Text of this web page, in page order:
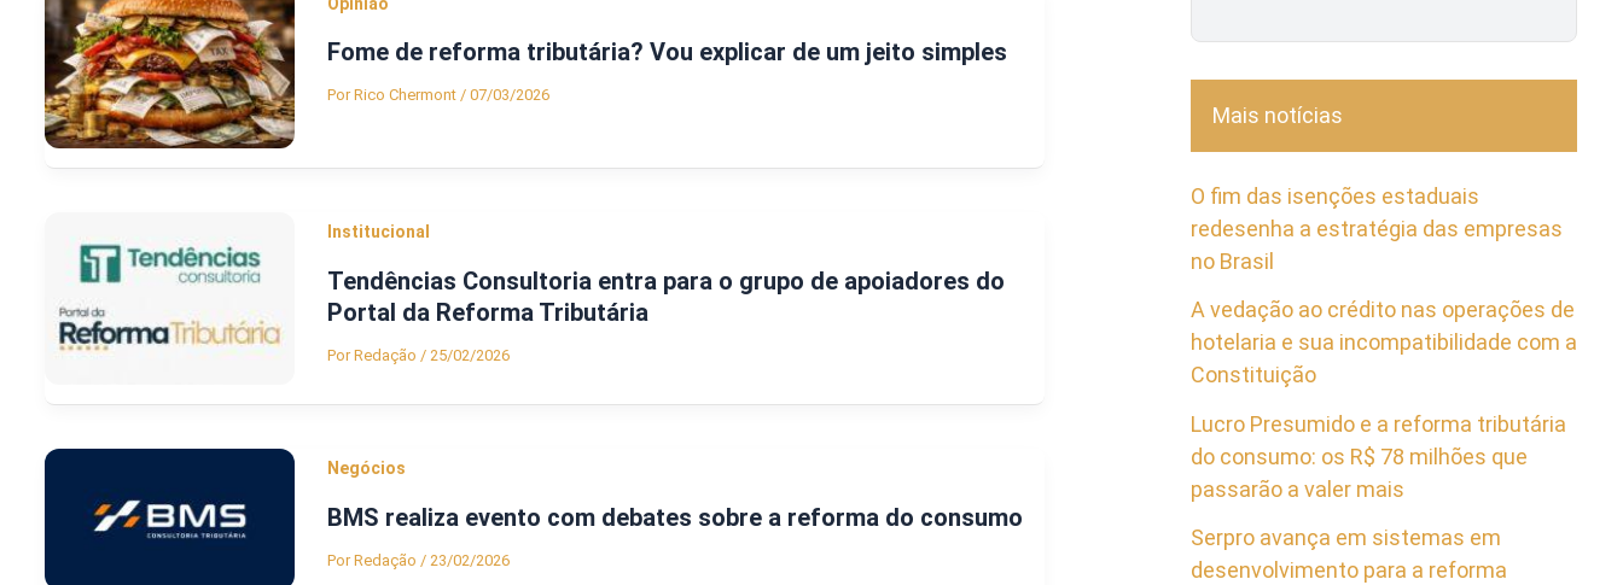
Fome de reforma tributária? Vou explicar de um jeito simples
PorRico Chermont / 07/03/2026
Institucional
Tendências Consultoria entra para o grupo de apoiadores do
Portal da Reforma Tributária
PorRedação / 25/02/2026
Negócios
BMS realiza evento com debates sobre a reforma do consumo
PorRedação / 23/02/2026
Mais notícias
O fim das isenções estaduais
redesenha a estratégia das empresas
no Brasil
A vedação ao crédito nas operações de
hotelaria e sua incompatibilidade com a
Constituição
Lucro Presumido e a reforma tributária
do consumo: os R$ 78 milhões que
passarão a valer mais
Serpro avança em sistemas em
desenvolvimento para a reforma